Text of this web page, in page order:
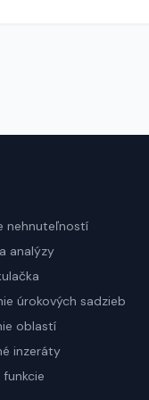
nehnuteľností
analýzy
úrokových sadzieb
oblastí
inzeráty